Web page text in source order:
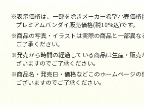
※表示価格は、一部を除きメーカー希望小売価格(
プレミアムバンダイ販売価格(税10%込)です。
※商品の写真・イラストは実際の商品と一部異な
ご了承ください。
※発売から時間の経過している商品は生産・販売
ざいますのでご了承ください。
※商品名・発売日・価格などこのホームページの
ございますのでご了承ください。